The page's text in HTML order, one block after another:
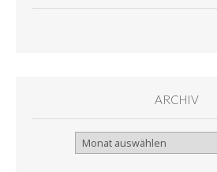
ARCHIV
Archiv